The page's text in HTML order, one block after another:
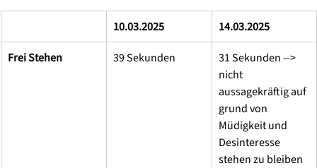
10.03.2025
14.03.2025
Frei Stehen
39 Sekunden
31 Sekunden -->
nicht
aussagekräftig auf
grund von
Müdigkeit und
Desinteresse
stehen zu bleiben